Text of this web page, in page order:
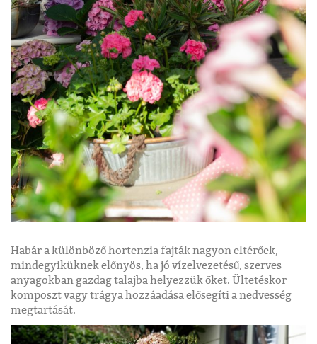
Habár a különböző hortenzia fajták nagyon eltérőek,
mindegyiküknek előnyös, ha jó vízelvezetésű, szerves
anyagokban gazdag talajba helyezzük őket. Ültetéskor
komposzt vagy trágya hozzáadása elősegíti a nedvesség
megtartását.